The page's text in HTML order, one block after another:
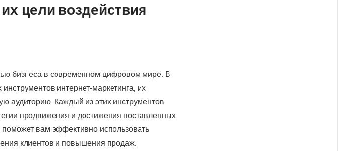
цели воздействия
бизнеса в современном цифровом мире. В
интернет-маркетинга, их
аудиторию. Каждый из этих инструментов
продвижения и достижения поставленных
вам эффективно использовать
клиентов и повышения продаж.